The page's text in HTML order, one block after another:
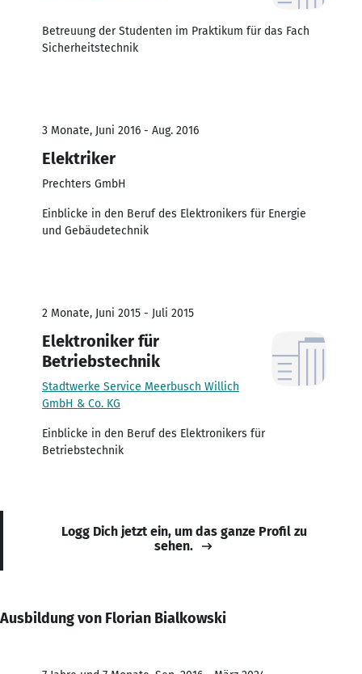
Betreuung der Studenten im Praktikum für das Fach
Sicherheitstechnik
3 Monate, Juni 2016 - Aug. 2016
Elektriker
Prechters GmbH
Einblicke in den Beruf des Elektronikers für Energie
und Gebäudetechnik
2 Monate, Juni 2015 - Juli 2015
Elektroniker für
Betriebstechnik
Stadtwerke Service Meerbusch Willich
GmbH & Co. KG
Einblicke in den Beruf des Elektronikers für
Betriebstechnik
Logg Dich jetzt ein, um das ganze Profil zu
sehen.
Ausbildung von Florian Bialkowski